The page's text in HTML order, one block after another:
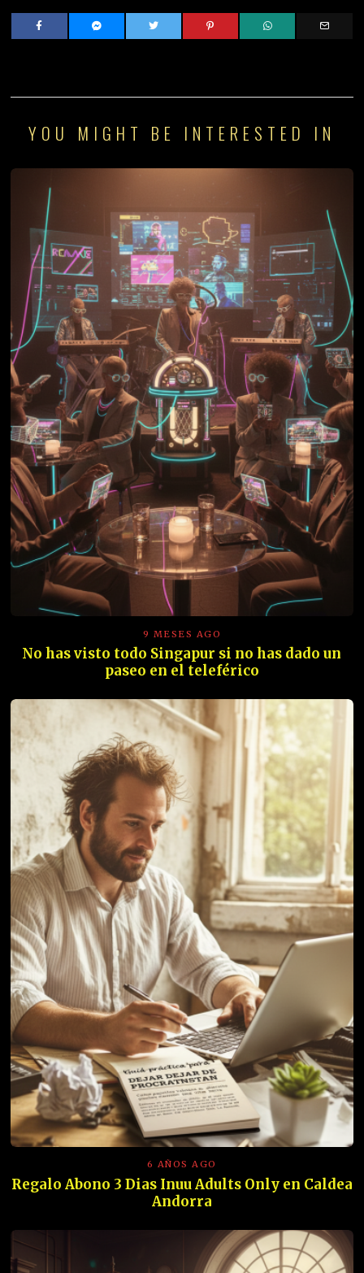
YOU MIGHT BE INTERESTED IN
9 MESES AGO
No has visto todo Singapur si no has dado un
paseo en el teleférico
6 AÑOS AGO
Regalo Abono 3 Dias Inuu Adults Only en Caldea
Andorra